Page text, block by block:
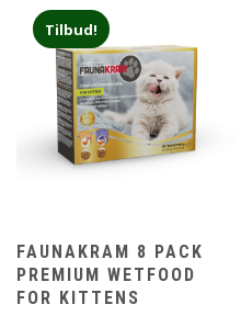
Tilbud!
FAUNAKRAM 8 PACK
PREMIUM WETFOOD
FOR KITTENS